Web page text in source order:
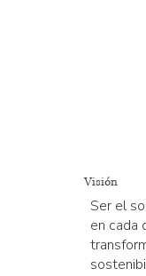
Visión
Ser el
en cada